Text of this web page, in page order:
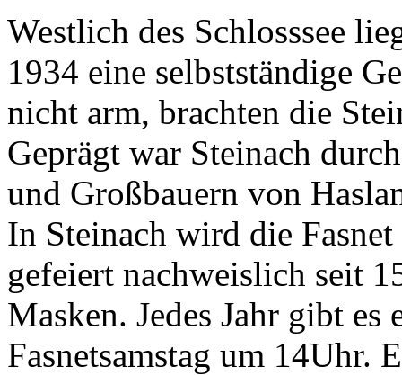
Westlich des Schlosssee
1934 eine selbstständige
nicht arm, brachten die
Geprägt war Steinach
und Großbauern von
In Steinach wird die
gefeiert nachweislich seit
Masken. Jedes Jahr gibt
Fasnetsamstag um 14Uhr.